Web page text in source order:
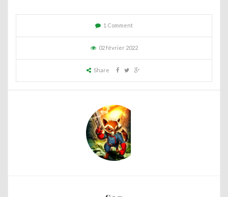
1 Comment
02 février 2022
Share